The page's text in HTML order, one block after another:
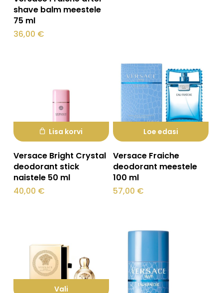
shave balm meestele
75 ml
36,00 €
teha
tootelehel.
Lisa korvi
Versace Bright Crystal
deodorant stick
naistele 50 ml
40,00 €
Loe edasi
Versace Fraiche
deodorant meestele
100 ml
57,00 €
Vali